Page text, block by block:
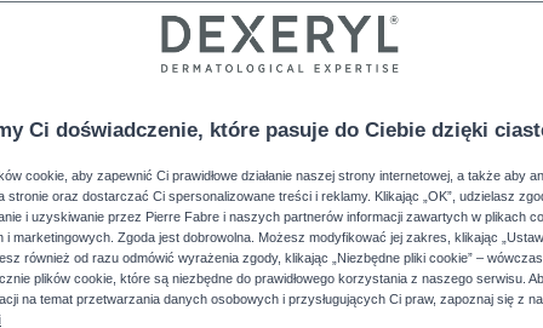
NASZE PRODUKTY
Ci doświadczenie, które pasuje do Ciebie dzięki
cookie, aby zapewnić Ci prawidłowe działanie naszej strony internetowej, a także aby
stronie oraz dostarczać Ci spersonalizowane treści i reklamy. Klikając „OK”, udzielasz
i uzyskiwanie przez Pierre Fabre i naszych partnerów informacji zawartych w plikach
i marketingowych. Zgoda jest dobrowolna. Możesz modyfikować jej zakres, klikając
również od razu odmówić wyrażenia zgody, klikając „Niezbędne pliki cookie” –
plików cookie, które są niezbędne do prawidłowego korzystania z naszego serwisu.
na temat przetwarzania danych osobowych i przysługujących Ci praw, zapoznaj się z